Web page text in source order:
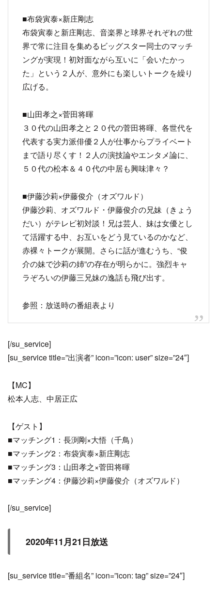
■布袋寅泰×新庄剛志
布袋寅泰と新庄剛志、音楽界と球界それぞれの世
界で常に注目を集めるビッグスター同士のマッチ
ングが実現！初対面ながら互いに「会いたかっ
た」という２人が、意外にも楽しいトークを繰り
広げる。
■山田孝之×菅田将暉
３０代の山田孝之と２０代の菅田将暉、各世代を
代表する実力派俳優２人が仕事からプライベート
まで語り尽くす！２人の演技論やエンタメ論に、
５０代の松本＆４０代の中居も興味津々？
■伊藤沙莉×伊藤俊介（オズワルド）
伊藤沙莉、オズワルド・伊藤俊介の兄妹（きょう
だい）がテレビ初対談！兄は芸人、妹は女優とし
て活躍する中、お互いをどう見ているのかなど、
赤裸々トークが展開。さらに話が進むうち、“俊
介の妹で沙莉の姉”の存在が明らかに。強烈キャ
ラぞろいの伊藤三兄妹の逸話も飛び出す。
参照：放送時の番組表より
[/su_service]
[su_service title=”出演者” icon=”icon: user” size=”24″]
【MC】
松本人志、中居正広
【ゲスト】
■マッチング1：長渕剛×大悟（千鳥）
■マッチング2：布袋寅泰×新庄剛志
■マッチング3：山田孝之×菅田将暉
■マッチング4：伊藤沙莉×伊藤俊介（オズワルド）
[/su_service]
2020年11月21日放送
[su_service title=”番組名” icon=”icon: tag” size=”24″]